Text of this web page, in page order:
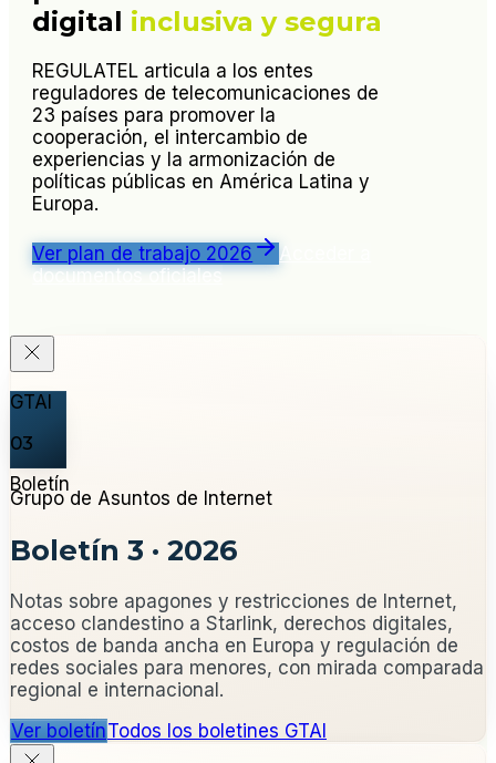
digital inclusiva y segura
REGULATEL articula a los entes
reguladores de telecomunicaciones de
23 países para promover la
cooperación, el intercambio de
experiencias y la armonización de
políticas públicas en América Latina y
Europa.
Ver plan de trabajo 2026
Acceder a
documentos oficiales
GTAI
03
Boletín
Grupo de Asuntos de Internet
Boletín 3 · 2026
Notas sobre apagones y restricciones de Internet,
acceso clandestino a Starlink, derechos digitales,
costos de banda ancha en Europa y regulación de
redes sociales para menores, con mirada comparada
regional e internacional.
Ver boletínTodos los boletines GTAI